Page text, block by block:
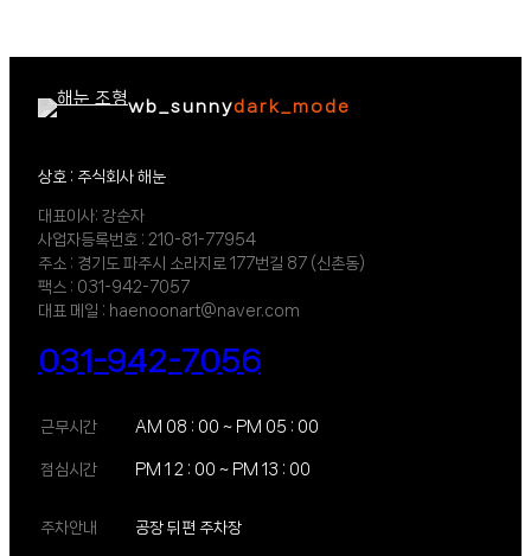
wb_sunnydark_mode
상호 : 주식회사 해눈
대표이사: 강순자
사업자등록번호 : 210-81-77954
주소 : 경기도 파주시 소라지로 177번길 87 (신촌동)
팩스 : 031-942-7057
대표 메일 : haenoonart@naver.com
031-942-7056
근무시간
점심시간
AM 08 : 00 ~ PM 05 : 00
PM 1 2 : 00 ~ PM 13 : 00
주차안내 공장 뒤편 주차장